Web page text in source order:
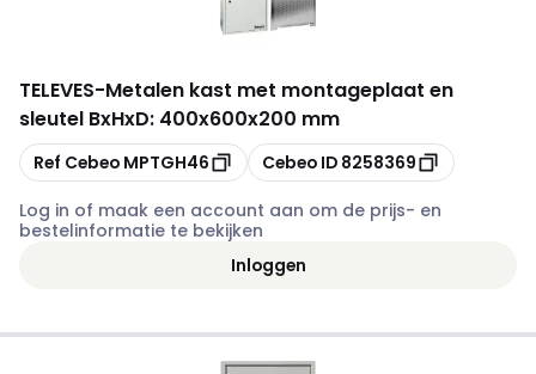
TELEVES-Metalen kast met montageplaat en
sleutel BxHxD: 400x600x200 mm
Kopiëren
Ref Cebeo MPTGH46 Kopiëren
Cebeo ID 8258369
Log in of maak een account aan om de prijs- en
bestelinformatie te bekijken
Inloggen